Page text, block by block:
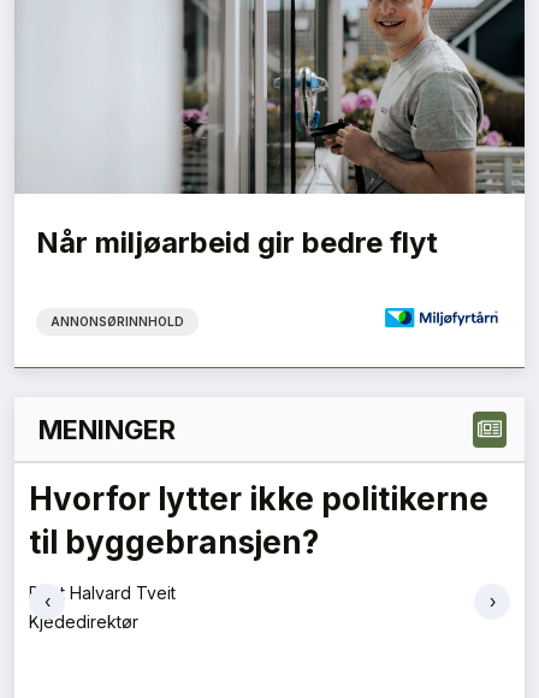
Når miljøarbeid gir bedre flyt
ANNONSØRINNHOLD
MENINGER
Hvorfor lytter ikke politikerne
til byggebransjen?
Bent Halvard Tveit
Kjededirektør
‹ ›